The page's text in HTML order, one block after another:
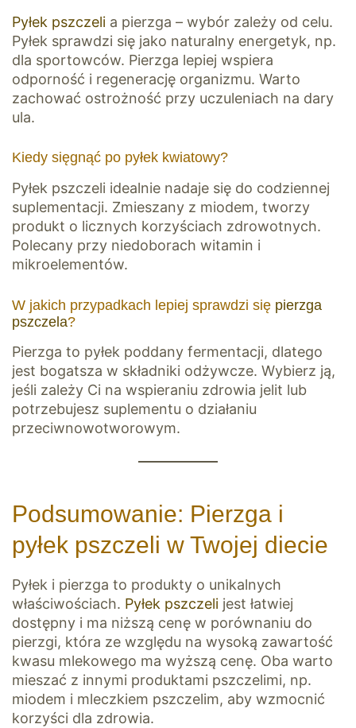
Pyłek pszczeli a pierzga – wybór zależy od celu.
Pyłek sprawdzi się jako naturalny energetyk, np.
dla sportowców. Pierzga lepiej wspiera
odporność i regenerację organizmu. Warto
zachować ostrożność przy uczuleniach na dary
ula.
Kiedy sięgnąć po pyłek kwiatowy?
Pyłek pszczeli idealnie nadaje się do codziennej
suplementacji. Zmieszany z miodem, tworzy
produkt o licznych korzyściach zdrowotnych.
Polecany przy niedoborach witamin i
mikroelementów.
W jakich przypadkach lepiej sprawdzi się pierzga
pszczela?
Pierzga to pyłek poddany fermentacji, dlatego
jest bogatsza w składniki odżywcze. Wybierz ją,
jeśli zależy Ci na wspieraniu zdrowia jelit lub
potrzebujesz suplementu o działaniu
przeciwnowotworowym.
Podsumowanie: Pierzga i
pyłek pszczeli w Twojej diecie
Pyłek i pierzga to produkty o unikalnych
właściwościach. Pyłek pszczeli jest łatwiej
dostępny i ma niższą cenę w porównaniu do
pierzgi, która ze względu na wysoką zawartość
kwasu mlekowego ma wyższą cenę. Oba warto
mieszać z innymi produktami pszczelimi, np.
miodem i mleczkiem pszczelim, aby wzmocnić
korzyści dla zdrowia.